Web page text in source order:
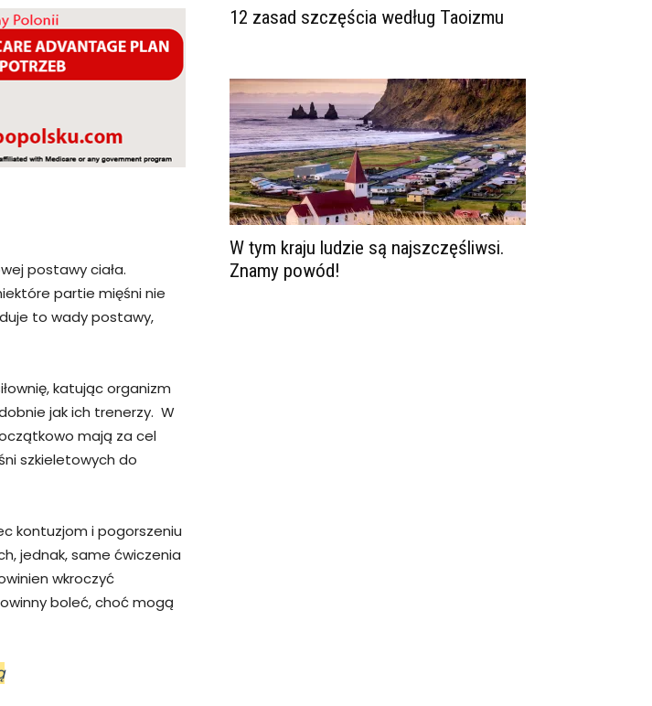
postawy ciała.
partie mięśni nie
to wady postawy,
katując organizm
jak ich trenerzy. W
mają za cel
szkieletowych do
kontuzjom i pogorszeniu
jednak, same ćwiczenia
wkroczyć
boleć, choć mogą
12 zasad szczęścia według Taoizmu
W tym kraju ludzie są najszczęśliwsi.
Znamy powód!